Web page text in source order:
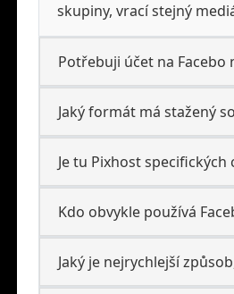
skupiny, vrací stejný
Potřebuji účet na Facebo
Jaký formát má stažený
Je tu Pixhost
Kdo obvykle používá
Jaký je nejrychlejší